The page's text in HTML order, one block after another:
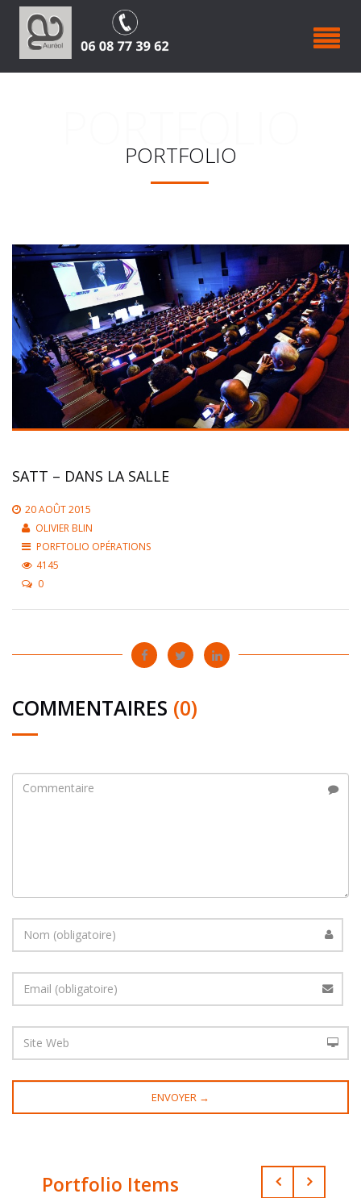
PORTFOLIO
SATT – DANS LA SALLE
20 AOÛT 2015
OLIVIER BLIN
PORFTOLIO OPÉRATIONS
4145
0
COMMENTAIRES (0)
Portfolio Items